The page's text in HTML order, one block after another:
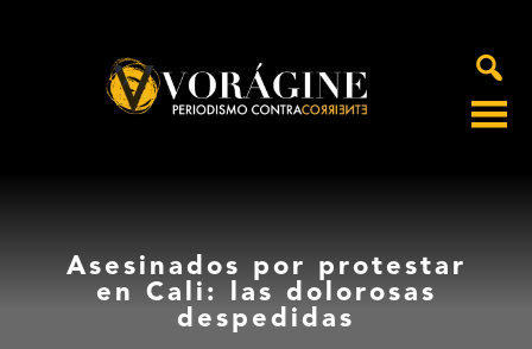
Asesinados por protestar
en Cali: las dolorosas
despedidas